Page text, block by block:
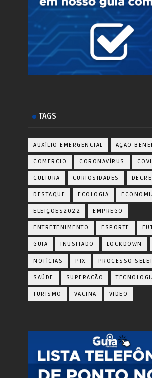
TAGS
AUXÍLIO EMERGENCIAL AÇÃO
COMERCIO CORONAVÍRUS
CULTURA CURIOSIDADES
DESTAQUE ECOLOGIA
ELEIÇÕES2022 EMPREGO
ENTRETENIMENTO ESPORTE
GUIA INUSITADO LOCKDOWN
NOTÍCIAS PIX PROCESSO
SAÚDE SUPERAÇÃO
TURISMO VACINA VIDEO